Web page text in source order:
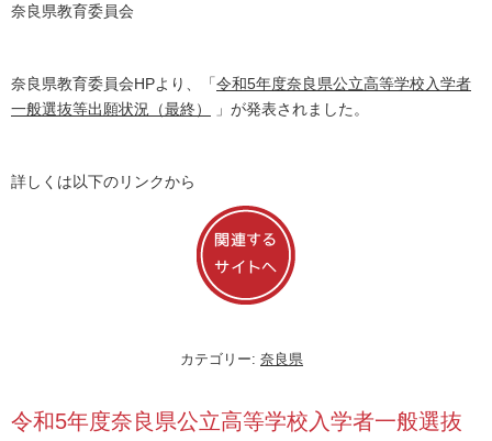
奈良県教育委員会
奈良県教育委員会HPより、「令和5年度奈良県公立高等学校入学者
一般選抜等出願状況（最終）
」が発表されました。
詳しくは以下のリンクから
カテゴリー: 奈良県
令和5年度奈良県公立高等学校入学者一般選抜